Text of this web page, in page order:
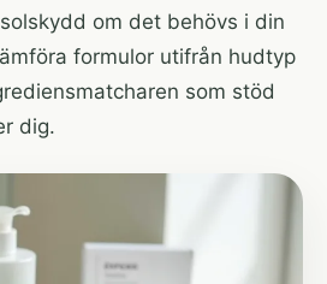
om det behövs i din
formulor utifrån hudtyp
som stöd
dig.